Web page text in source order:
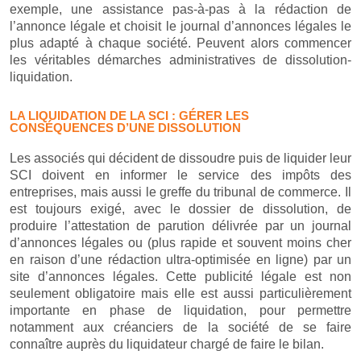
exemple, une assistance pas-à-pas à la rédaction de
l’annonce légale et choisit le journal d’annonces légales le
plus adapté à chaque société. Peuvent alors commencer
les véritables démarches administratives de dissolution-
liquidation.
LA LIQUIDATION DE LA SCI : GÉRER LES
CONSÉQUENCES D’UNE DISSOLUTION
Les associés qui décident de dissoudre puis de liquider leur
SCI doivent en informer le service des impôts des
entreprises, mais aussi le greffe du tribunal de commerce. Il
est toujours exigé, avec le dossier de dissolution, de
produire l’attestation de parution délivrée par un journal
d’annonces légales ou (plus rapide et souvent moins cher
en raison d’une rédaction ultra-optimisée en ligne) par un
site d’annonces légales. Cette publicité légale est non
seulement obligatoire mais elle est aussi particulièrement
importante en phase de liquidation, pour permettre
notamment aux créanciers de la société de se faire
connaître auprès du liquidateur chargé de faire le bilan.